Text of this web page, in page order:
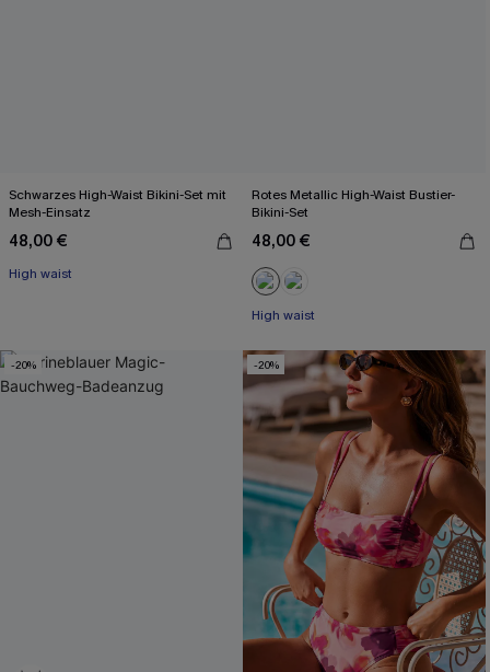
Schwarzes High-Waist Bikini-Set mit
Mesh-Einsatz
48,00 €
High waist
Rotes Metallic High-Waist Bustier-
Bikini-Set
48,00 €
High waist
-20% -20%